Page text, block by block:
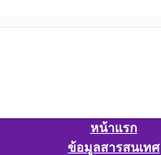
หน้าแรก
ข้อมูลสารสนเทศ